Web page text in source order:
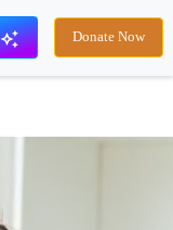
Donate Now